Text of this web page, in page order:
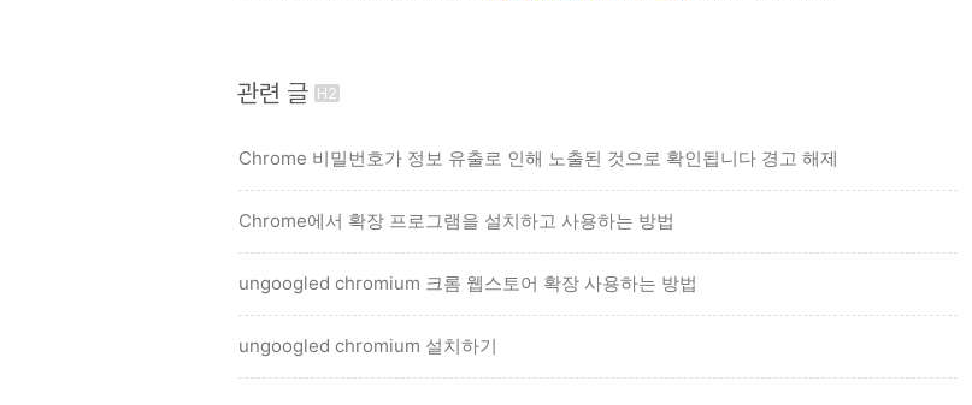
관련 글
Chrome 비밀번호가 정보 유출로 인해 노출된 것으로 확인됩니다 경고 해제
Chrome에서 확장 프로그램을 설치하고 사용하는 방법
ungoogled chromium 크롬 웹스토어 확장 사용하는 방법
ungoogled chromium 설치하기